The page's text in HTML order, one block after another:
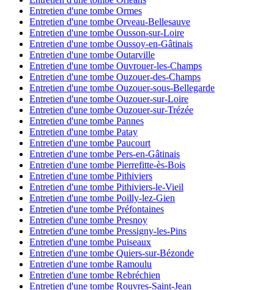
Entretien d'une tombe Ormes
Entretien d'une tombe Orveau-Bellesauve
Entretien d'une tombe Ousson-sur-Loire
Entretien d'une tombe Oussoy-en-Gâtinais
Entretien d'une tombe Outarville
Entretien d'une tombe Ouvrouer-les-Champs
Entretien d'une tombe Ouzouer-des-Champs
Entretien d'une tombe Ouzouer-sous-Bellegarde
Entretien d'une tombe Ouzouer-sur-Loire
Entretien d'une tombe Ouzouer-sur-Trézée
Entretien d'une tombe Pannes
Entretien d'une tombe Patay
Entretien d'une tombe Paucourt
Entretien d'une tombe Pers-en-Gâtinais
Entretien d'une tombe Pierrefitte-ès-Bois
Entretien d'une tombe Pithiviers
Entretien d'une tombe Pithiviers-le-Vieil
Entretien d'une tombe Poilly-lez-Gien
Entretien d'une tombe Préfontaines
Entretien d'une tombe Presnoy
Entretien d'une tombe Pressigny-les-Pins
Entretien d'une tombe Puiseaux
Entretien d'une tombe Quiers-sur-Bézonde
Entretien d'une tombe Ramoulu
Entretien d'une tombe Rebréchien
Entretien d'une tombe Rouvres-Saint-Jean